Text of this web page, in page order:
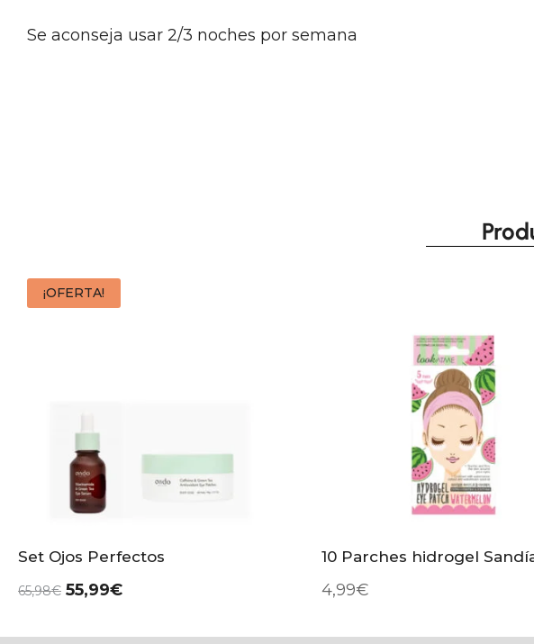
Se aconseja usar 2/3 noches por semana
¡OFERTA!
Set Ojos Perfectos
65,98€ 55,99€
10 Parches hidrogel
4,99€